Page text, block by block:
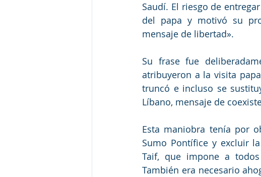
Saudí. El riesgo de
del papa y motivó su
mensaje de libertad».
Su frase fue
atribuyeron a la visita
truncó e incluso se
Líbano, mensaje de
Esta maniobra tenía por
Sumo Pontífice y excluir
Taif, que impone a
También era necesario